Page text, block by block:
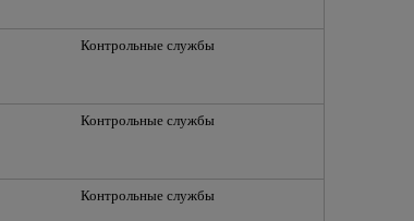
Контрольные службы
Контрольные службы
Контрольные службы